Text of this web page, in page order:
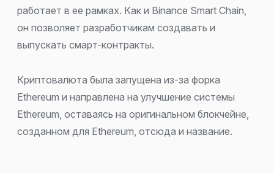
работает в ее рамках. Как и Binance Smart Chain,
он позволяет разработчикам создавать и
выпускать смарт-контракты.
Криптовалюта была запущена из-за форка
Ethereum и направлена на улучшение системы
Ethereum, оставаясь на оригинальном блокчейне,
созданном для Ethereum, отсюда и название.